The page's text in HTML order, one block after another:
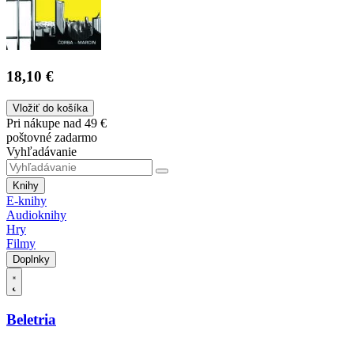
18,10 €
Vložiť do košíka
Pri nákupe nad 49 €
poštovné zadarmo
Vyhľadávanie
Knihy
E-knihy
Audioknihy
Hry
Filmy
Doplnky
Beletria